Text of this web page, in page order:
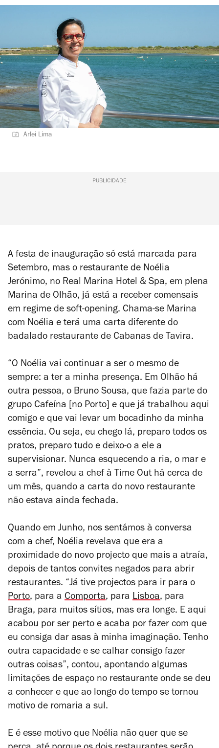
Arlei Lima
PUBLICIDADE
A festa de inauguração só está marcada para
Setembro, mas o restaurante de Noélia
Jerónimo, no Real Marina Hotel & Spa, em plena
Marina de Olhão, já está a receber comensais
em regime de soft-opening. Chama-se Marina
com Noélia e terá uma carta diferente do
badalado restaurante de Cabanas de Tavira.
“O Noélia vai continuar a ser o mesmo de
sempre: a ter a minha presença. Em Olhão há
outra pessoa, o Bruno Sousa, que fazia parte do
grupo Cafeína [no Porto] e que já trabalhou aqui
comigo e que vai levar um bocadinho da minha
essência. Ou seja, eu chego lá, preparo todos os
pratos, preparo tudo e deixo-o a ele a
supervisionar. Nunca esquecendo a ria, o mar e
a serra”, revelou a chef à Time Out há cerca de
um mês, quando a carta do novo restaurante
não estava ainda fechada.
Quando em Junho, nos sentámos à conversa
com a chef, Noélia revelava que era a
proximidade do novo projecto que mais a atraía,
depois de tantos convites negados para abrir
restaurantes. “Já tive projectos para ir para o
Porto, para a Comporta, para Lisboa, para
Braga, para muitos sítios, mas era longe. E aqui
acabou por ser perto e acaba por fazer com que
eu consiga dar asas à minha imaginação. Tenho
outra capacidade e se calhar consigo fazer
outras coisas”, contou, apontando algumas
limitações de espaço no restaurante onde se deu
a conhecer e que ao longo do tempo se tornou
motivo de romaria a sul.
E é esse motivo que Noélia não quer que se